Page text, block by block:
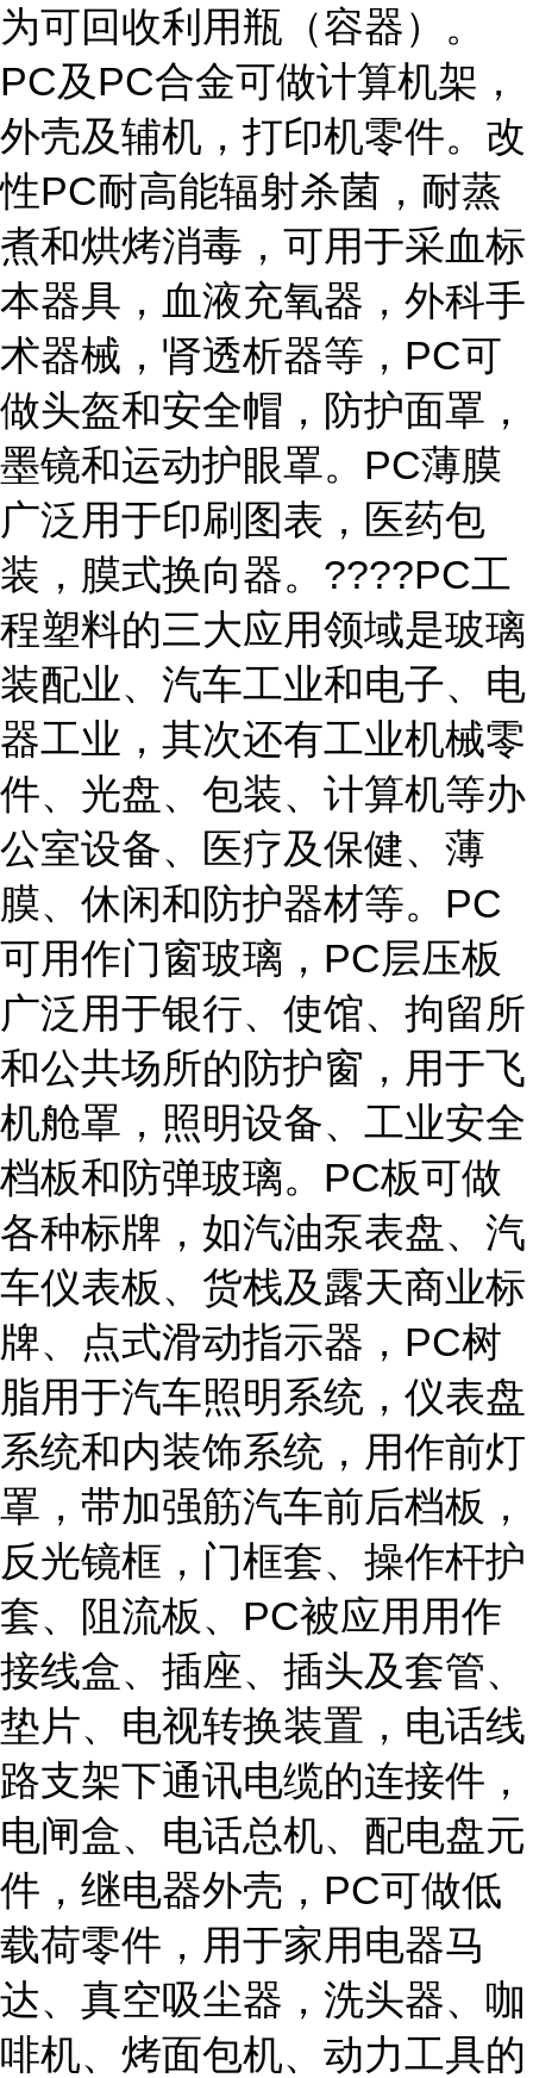
为可回收利用瓶（容器）。
PC及PC合金可做计算机架，
外壳及辅机，打印机零件。改
性PC耐高能辐射杀菌，耐蒸
煮和烘烤消毒，可用于采血标
本器具，血液充氧器，外科手
术器械，肾透析器等，PC可
做头盔和安全帽，防护面罩，
墨镜和运动护眼罩。PC薄膜
广泛用于印刷图表，医药包
装，膜式换向器。????PC工
程塑料的三大应用领域是玻璃
装配业、汽车工业和电子、电
器工业，其次还有工业机械零
件、光盘、包装、计算机等办
公室设备、医疗及保健、薄
膜、休闲和防护器材等。PC
可用作门窗玻璃，PC层压板
广泛用于银行、使馆、拘留所
和公共场所的防护窗，用于飞
机舱罩，照明设备、工业安全
档板和防弹玻璃。PC板可做
各种标牌，如汽油泵表盘、汽
车仪表板、货栈及露天商业标
牌、点式滑动指示器，PC树
脂用于汽车照明系统，仪表盘
系统和内装饰系统，用作前灯
罩，带加强筋汽车前后档板，
反光镜框，门框套、操作杆护
套、阻流板、PC被应用用作
接线盒、插座、插头及套管、
垫片、电视转换装置，电话线
路支架下通讯电缆的连接件，
电闸盒、电话总机、配电盘元
件，继电器外壳，PC可做低
载荷零件，用于家用电器马
达、真空吸尘器，洗头器、咖
啡机、烤面包机、动力工具的